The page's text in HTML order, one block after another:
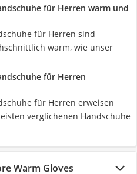
für Herren warm und
für Herren sind
warm, wie unser
für Herren
für Herren erweisen
verglichenen Handschuhe
Warm Gloves